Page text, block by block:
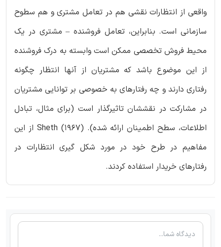
واقعی از انتظارات نقشی هم در تعامل مشتری و هم سطوح
سازمانی است. بنابراین، تعامل فروشنده – مشتری در یک
محیط فروش تخصصی ممکن است وابسته به درک فروشنده
از این موضوع باشد که مشتریان از آنها انتظار چگونه
رفتاری دارند و چه رفتارهای به خصوصی بر توانایی مشتریان
در مشارکت در نقششان تاثیرگذار است (برای مثال، تبادل
اطلاعات، سطح اطمینان ارائه شده). Sheth (1967) از این
مفاهیم در طرح خود در مورد شکل گیری انتظارات در
رفتارهای خریدار استفاده کردند.